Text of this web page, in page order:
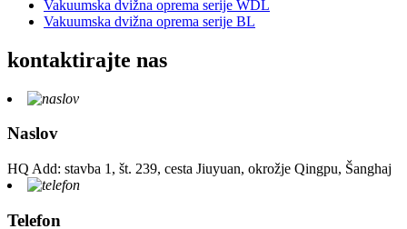
Vakuumska dvižna oprema serije WDL
Vakuumska dvižna oprema serije BL
kontaktirajte nas
Naslov
HQ Add: stavba 1, št. 239, cesta Jiuyuan, okrožje Qingpu, Šanghaj
Telefon